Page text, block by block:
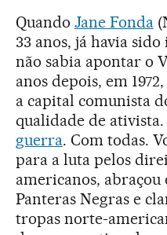
Quando Jane Fonda
33 anos, já havia
não sabia apontar o
anos depois, em
a capital comunista
qualidade de
guerra. Com todas.
para a luta pelos
americanos,
Panteras Negras e
tropas norte-